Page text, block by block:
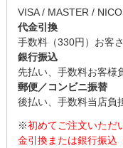
VISA / MASTER /
代金引換
手数料（330円）お客
銀行振込
先払い、手数料お客様
郵便／コンビニ振替
後払い、手数料当店負
※初めてご注文いただ
金引換または銀行振込